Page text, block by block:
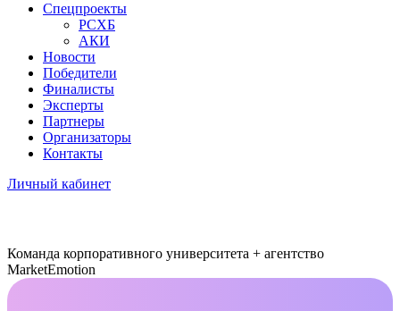
Спецпроекты
РСХБ
АКИ
Новости
Победители
Финалисты
Эксперты
Партнеры
Организаторы
Контакты
Личный кабинет
Команда корпоративного университета + агентство
MarketEmotion